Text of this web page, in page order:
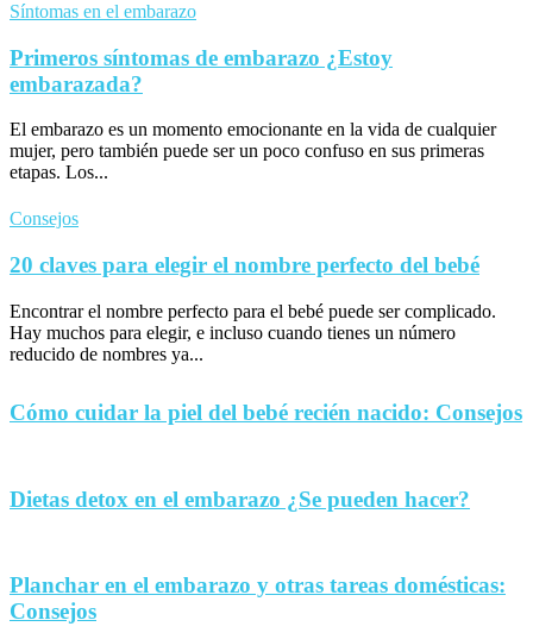
Síntomas en el embarazo
Primeros síntomas de embarazo ¿Estoy
embarazada?
El embarazo es un momento emocionante en la vida de cualquier
mujer, pero también puede ser un poco confuso en sus primeras
etapas. Los...
Consejos
20 claves para elegir el nombre perfecto del bebé
Encontrar el nombre perfecto para el bebé puede ser complicado.
Hay muchos para elegir, e incluso cuando tienes un número
reducido de nombres ya...
Cómo cuidar la piel del bebé recién nacido: Consejos
Dietas detox en el embarazo ¿Se pueden hacer?
Planchar en el embarazo y otras tareas domésticas:
Consejos